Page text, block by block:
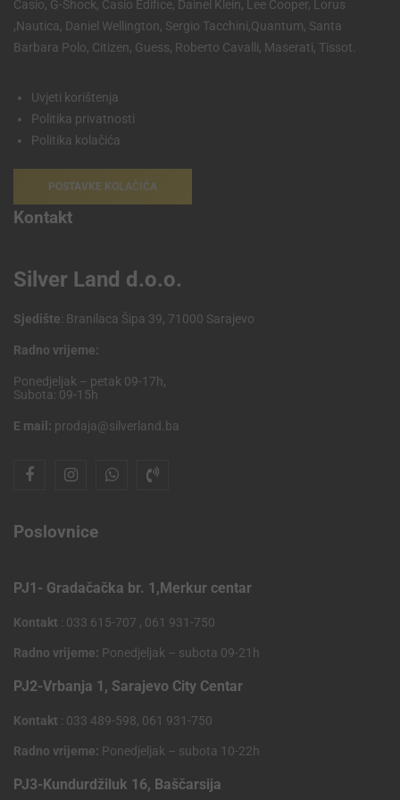
Casio, G-Shock, Casio Edifice, Dainel Klein, Lee Cooper, Lorus
,Nautica, Daniel Wellington, Sergio Tacchini,Quantum, Santa
Barbara Polo, Citizen, Guess, Roberto Cavalli, Maserati, Tissot.
Uvjeti korištenja
Politika privatnosti
Politika kolačića
POSTAVKE KOLAČIĆA
Kontakt
Silver Land d.o.o.
Sjedište: Branilaca Šipa 39, 71000 Sarajevo
Radno vrijeme:
Ponedjeljak – petak 09-17h,
Subota: 09-15h
E mail: prodaja@silverland.ba
Poslovnice
PJ1- Gradačačka br. 1,Merkur centar
Kontakt : 033 615-707 , 061 931-750
Radno vrijeme: Ponedjeljak – subota 09-21h
PJ2-Vrbanja 1, Sarajevo City Centar
Kontakt : 033 489-598, 061 931-750
Radno vrijeme: Ponedjeljak – subota 10-22h
PJ3-Kundurdžiluk 16, Baščarsija